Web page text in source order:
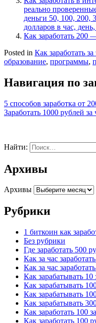
реально
деньги 50, 100, 200,
долларов в час,
Как заработать 200
Posted in Как заработать за
образование, программы,
Навигация по
5 способов заработка от
Заработать 1000 рублей
Найти:
Архивы
Архивы
Рубрики
1 биткоин как
Без рубрики
Где заработать 500
Как за час
Как за час
Как зарабатывать 10
Как зарабатывать
Как зарабатывать
Как зарабатывать
Как заработать 100
Как заработать 100